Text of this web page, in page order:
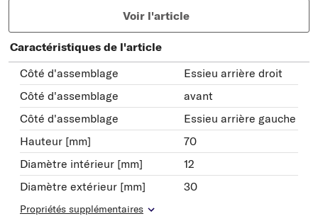
Voir l'article
Caractéristiques de l'article
Côté d'assemblage
Essieu arrière droit
Côté d'assemblage
avant
Côté d'assemblage
Essieu arrière gauche
Hauteur [mm]
70
Diamètre intérieur [mm]
12
Diamètre extérieur [mm]
30
Propriétés supplémentaires